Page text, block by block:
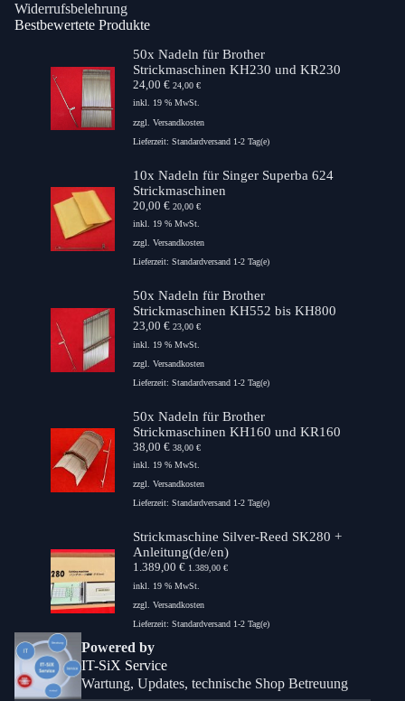
Widerrufsbelehrung
Bestbewertete Produkte
50x Nadeln für Brother
Strickmaschinen KH230 und KR230
24,00 € 24,00 €
inkl. 19 % MwSt.
zzgl. Versandkosten
Lieferzeit: Standardversand 1-2 Tag(e)
10x Nadeln für Singer Superba 624
Strickmaschinen
20,00 € 20,00 €
inkl. 19 % MwSt.
zzgl. Versandkosten
Lieferzeit: Standardversand 1-2 Tag(e)
50x Nadeln für Brother
Strickmaschinen KH552 bis KH800
23,00 € 23,00 €
inkl. 19 % MwSt.
zzgl. Versandkosten
Lieferzeit: Standardversand 1-2 Tag(e)
50x Nadeln für Brother
Strickmaschinen KH160 und KR160
38,00 € 38,00 €
inkl. 19 % MwSt.
zzgl. Versandkosten
Lieferzeit: Standardversand 1-2 Tag(e)
Strickmaschine Silver-Reed SK280 +
Anleitung(de/en)
1.389,00 € 1.389,00 €
inkl. 19 % MwSt.
zzgl. Versandkosten
Lieferzeit: Standardversand 1-2 Tag(e)
Powered by
IT-SiX Service
Wartung, Updates, technische Shop Betreuung